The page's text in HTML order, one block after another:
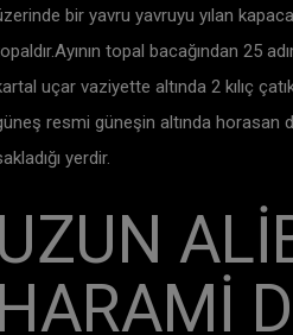
bir yavru yavruyu yılan
topal bacağından 25
uçar vaziyette altında 2 kılıç
resmi güneşin altında horasan
yerdir.
UZUN
HARAMİ